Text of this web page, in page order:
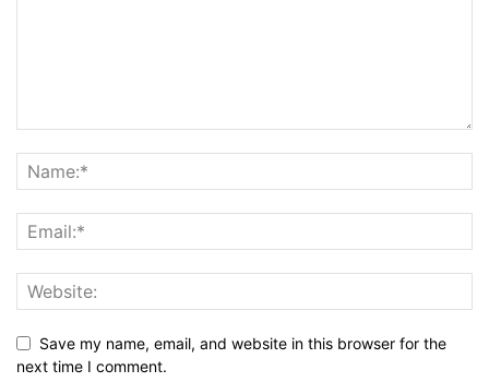
Save my name, email, and website in this browser for the
next time I comment.